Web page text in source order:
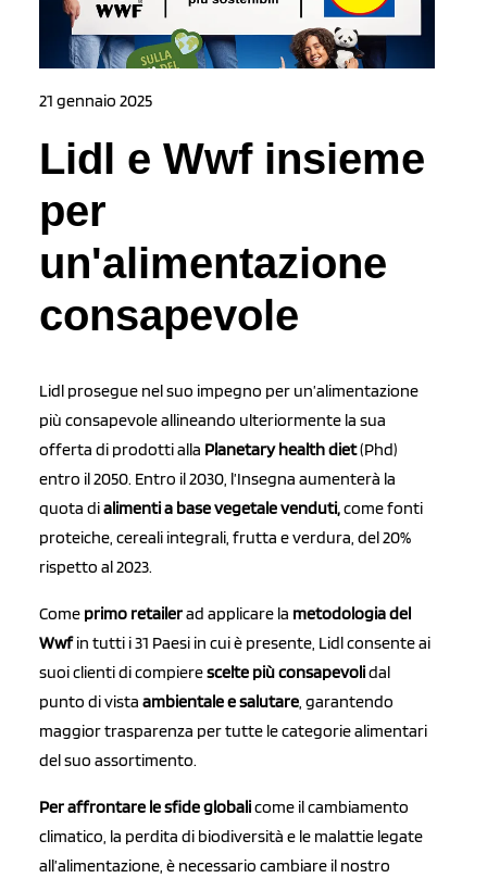
21 gennaio 2025
Lidl e Wwf insieme
per
un'alimentazione
consapevole
Lidl prosegue nel suo impegno per un’alimentazione
più consapevole allineando ulteriormente la sua
offerta di prodotti alla Planetary health diet(Phd)
entro il 2050. Entro il 2030, l’Insegna aumenterà la
quota dialimenti a base vegetale venduti,come fonti
proteiche, cereali integrali, frutta e verdura, del 20%
rispetto al 2023.
Come primo retailerad applicare la metodologia del
Wwfin tutti i 31 Paesi in cui è presente, Lidl consente ai
suoi clienti di compierescelte più consapevolidal
punto di vista ambientale e salutare, garantendo
maggior trasparenza per tutte le categorie alimentari
del suo assortimento.
Per affrontare le sfide globalicome il cambiamento
climatico, la perdita di biodiversità e le malattie legate
all’alimentazione, è necessario cambiare il nostro